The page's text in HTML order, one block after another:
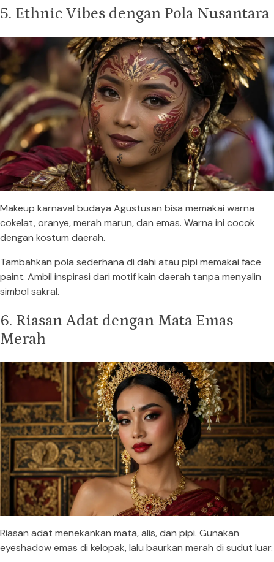
5. Ethnic Vibes dengan Pola Nusantara
Makeup karnaval budaya Agustusan bisa memakai warna
cokelat, oranye, merah marun, dan emas. Warna ini cocok
dengan kostum daerah.
Tambahkan pola sederhana di dahi atau pipi memakai face
paint. Ambil inspirasi dari motif kain daerah tanpa menyalin
simbol sakral.
6. Riasan Adat dengan Mata Emas
Merah
Riasan adat menekankan mata, alis, dan pipi. Gunakan
eyeshadow emas di kelopak, lalu baurkan merah di sudut luar.